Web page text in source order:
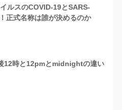
ルスのCOVID-19とSARS-
正式名称は誰が決めるのか
12時と12pmとmidnightの違い